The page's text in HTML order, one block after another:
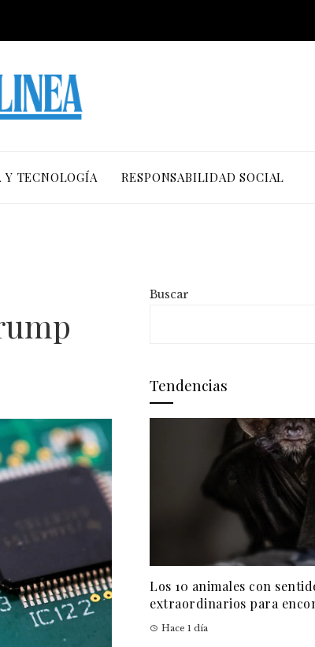
Y TECNOLOGÍA RESPONSABILIDAD SOCIAL
Buscar
Tendencias
Los 10 animales con
extraordinarios para
Hace 1 día